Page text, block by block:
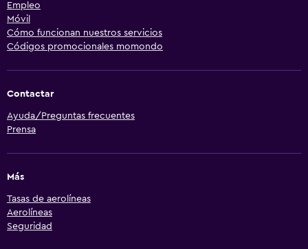
Empleo
Móvil
Cómo funcionan nuestros servicios
Códigos promocionales momondo
Contactar
Ayuda/Preguntas frecuentes
Prensa
Más
Tasas de aerolíneas
Aerolíneas
Seguridad